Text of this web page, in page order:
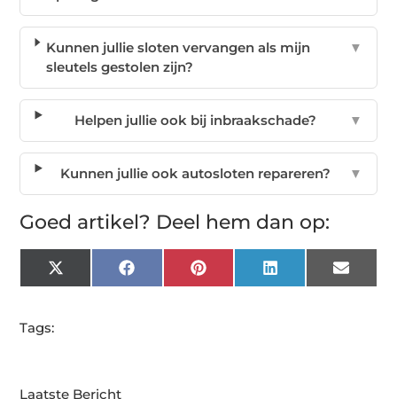
Kunnen jullie sloten vervangen als mijn
sleutels gestolen zijn?
▼
Helpen jullie ook bij inbraakschade? ▼
Kunnen jullie ook autosloten repareren? ▼
Goed artikel? Deel hem dan op:
X
(Twitter)
FacebookPinterest LinkedIn Email
Tags:
Laatste Bericht